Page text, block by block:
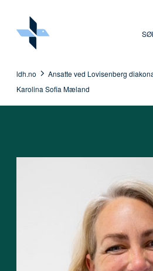
ldh.no
Ansatte ved Lovisenberg
Karolina Sofia Mæland